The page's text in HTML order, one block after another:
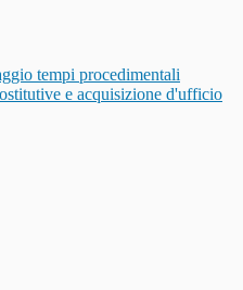
tempi procedimentali
e acquisizione d'ufficio